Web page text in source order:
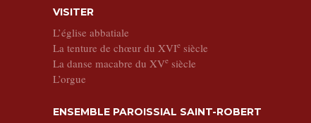
VISITER
L’église abbatiale
La tenture de chœur du XVIesiècle
La danse macabre du XVesiècle
L’orgue
ENSEMBLE PAROISSIAL SAINT-ROBERT